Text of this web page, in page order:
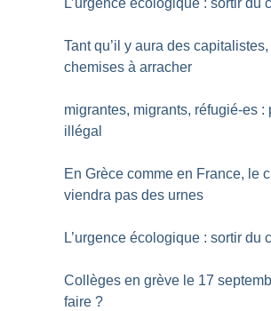
L’urgence écologique : sortir du
Tant qu’il y aura des
chemises à arracher
migrantes, migrants, réfugié-es :
illégal
En Grèce comme en France, le
viendra pas des urnes
L’urgence écologique : sortir du
Collèges en grève le 17
faire ?